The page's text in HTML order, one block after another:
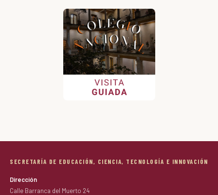
SECRETARÍA DE EDUCACIÓN, CIENCIA, TECNOLOGÍA E INNOVACIÓN
Dirección
Calle Barranca del Muerto 24